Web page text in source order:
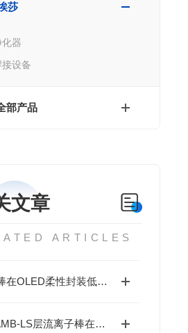
莎
化器
接设备
部产品
文章
ARTICLES
离子棒在OLED柔性封装低余压静电控制中的应用
DIT AMB-LS层流离子棒在精密制造中的静电控制方案